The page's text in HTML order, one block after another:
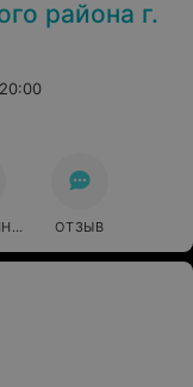
района г.
ОТЗЫВ